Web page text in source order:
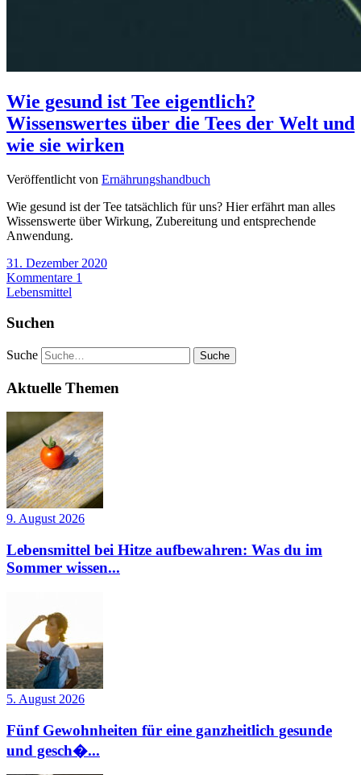
Wie gesund ist Tee eigentlich?
Wissenswertes über die Tees der Welt und
wie sie wirken
Veröffentlicht von Ernährungshandbuch
Wie gesund ist der Tee tatsächlich für uns? Hier erfährt man alles
Wissenswerte über Wirkung, Zubereitung und entsprechende
Anwendung.
31. Dezember 2020
Kommentare 1
Lebensmittel
Suchen
Suche
Aktuelle Themen
9. August 2026
Lebensmittel bei Hitze aufbewahren: Was du im
Sommer wissen...
5. August 2026
Fünf Gewohnheiten für eine ganzheitlich gesunde
und gesch�...